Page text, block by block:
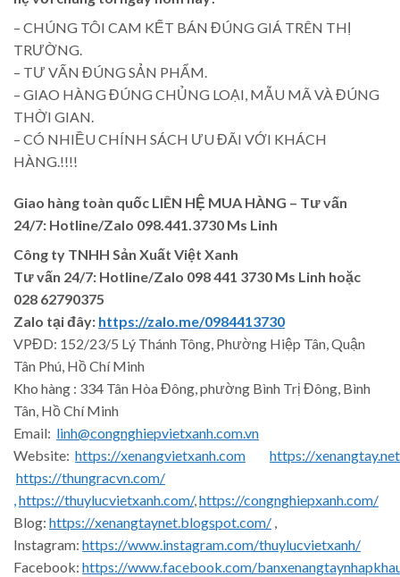
– CHÚNG TÔI CAM KẾT BÁN ĐÚNG GIÁ TRÊN THỊ
TRƯỜNG.
– TƯ VẤN ĐÚNG SẢN PHẨM.
– GIAO HÀNG ĐÚNG CHỦNG LOẠI, MẪU MÃ VÀ ĐÚNG
THỜI GIAN.
– CÓ NHIỀU CHÍNH SÁCH ƯU ĐÃI VỚI KHÁCH
HÀNG.!!!!
Giao hàng toàn quốc LIÊN HỆ MUA HÀNG – Tư vấn
24/7: Hotline/Zalo 098.441.3730 Ms Linh
Công ty TNHH Sản Xuất Việt Xanh
Tư vấn 24/7: Hotline/Zalo 098 441 3730 Ms Linh hoặc
028 62790375
Zalo tại đây: https://zalo.me/0984413730
VPĐD: 152/23/5 Lý Thánh Tông, Phường Hiệp Tân, Quận
Tân Phú, Hồ Chí Minh
Kho hàng : 334 Tân Hòa Đông, phường Bình Trị Đông, Bình
Tân, Hồ Chí Minh
Email: linh@congnghiepvietxanh.com.vn
Website: https://xenangvietxanh.com
https://xenangtay.net
https://thungracvn.com/
,https://thuylucvietxanh.com/,https://congnghiepxanh.com/
Blog: https://xenangtaynet.blogspot.com/ ,
Instagram: https://www.instagram.com/thuylucvietxanh/
Facebook: https://www.facebook.com/